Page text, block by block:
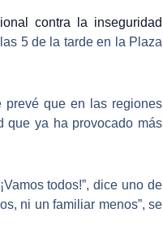
contra la inseguridad
5 de la tarde en la Plaza
prevé que en las regiones
que ya ha provocado más
todos!”, dice uno de
ni un familiar menos”, se